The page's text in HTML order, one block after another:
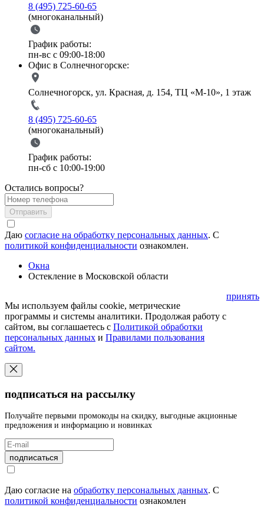
8 (495) 725-60-65
(многоканальный)
График работы:
пн-вс с 09:00-18:00
Офис в Солнечногорске:
Солнечногорск, ул. Красная, д. 154, ТЦ «М-10», 1 этаж
8 (495) 725-60-65
(многоканальный)
График работы:
пн-сб с 10:00-19:00
Остались вопросы?
Отправить
Даю согласие на обработку персональных данных. С
политикой конфиденциальности ознакомлен.
Окна
Остекление в Московской области
Мы используем файлы cookie, метрические
программы и системы аналитики. Продолжая работу с
сайтом, вы соглашаетесь с Политикой обработки
персональных данных и Правилами пользования
сайтом.
принять
подписаться на рассылку
Получайте первыми промокоды на скидку, выгодные акционные
предложения и информацию и новинках
подписаться
Даю согласие на обработку персональных данных. С
политикой конфиденциальности ознакомлен